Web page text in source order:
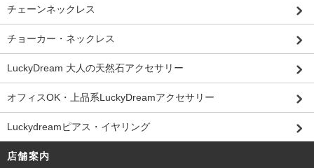
チェーンネックレス
チョーカー・ネックレス
LuckyDream 大人の天然石アクセサリー
オフィスOK・上品系LuckyDreamアクセサリー
Luckydreamピアス・イヤリング
店舗案内